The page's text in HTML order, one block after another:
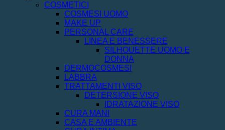
COSMETICI
COSMESI UOMO
MAKE UP
PERSONAL CARE
LINEA E BENESSERE
SILHOUETTE UOMO E
DONNA
DERMOCOSMESI
LABBRA
TRATTAMENTI VISO
DETERSIONE VISO
IDRATAZIONE VISO
CURA MANI
CASA E AMBIENTE